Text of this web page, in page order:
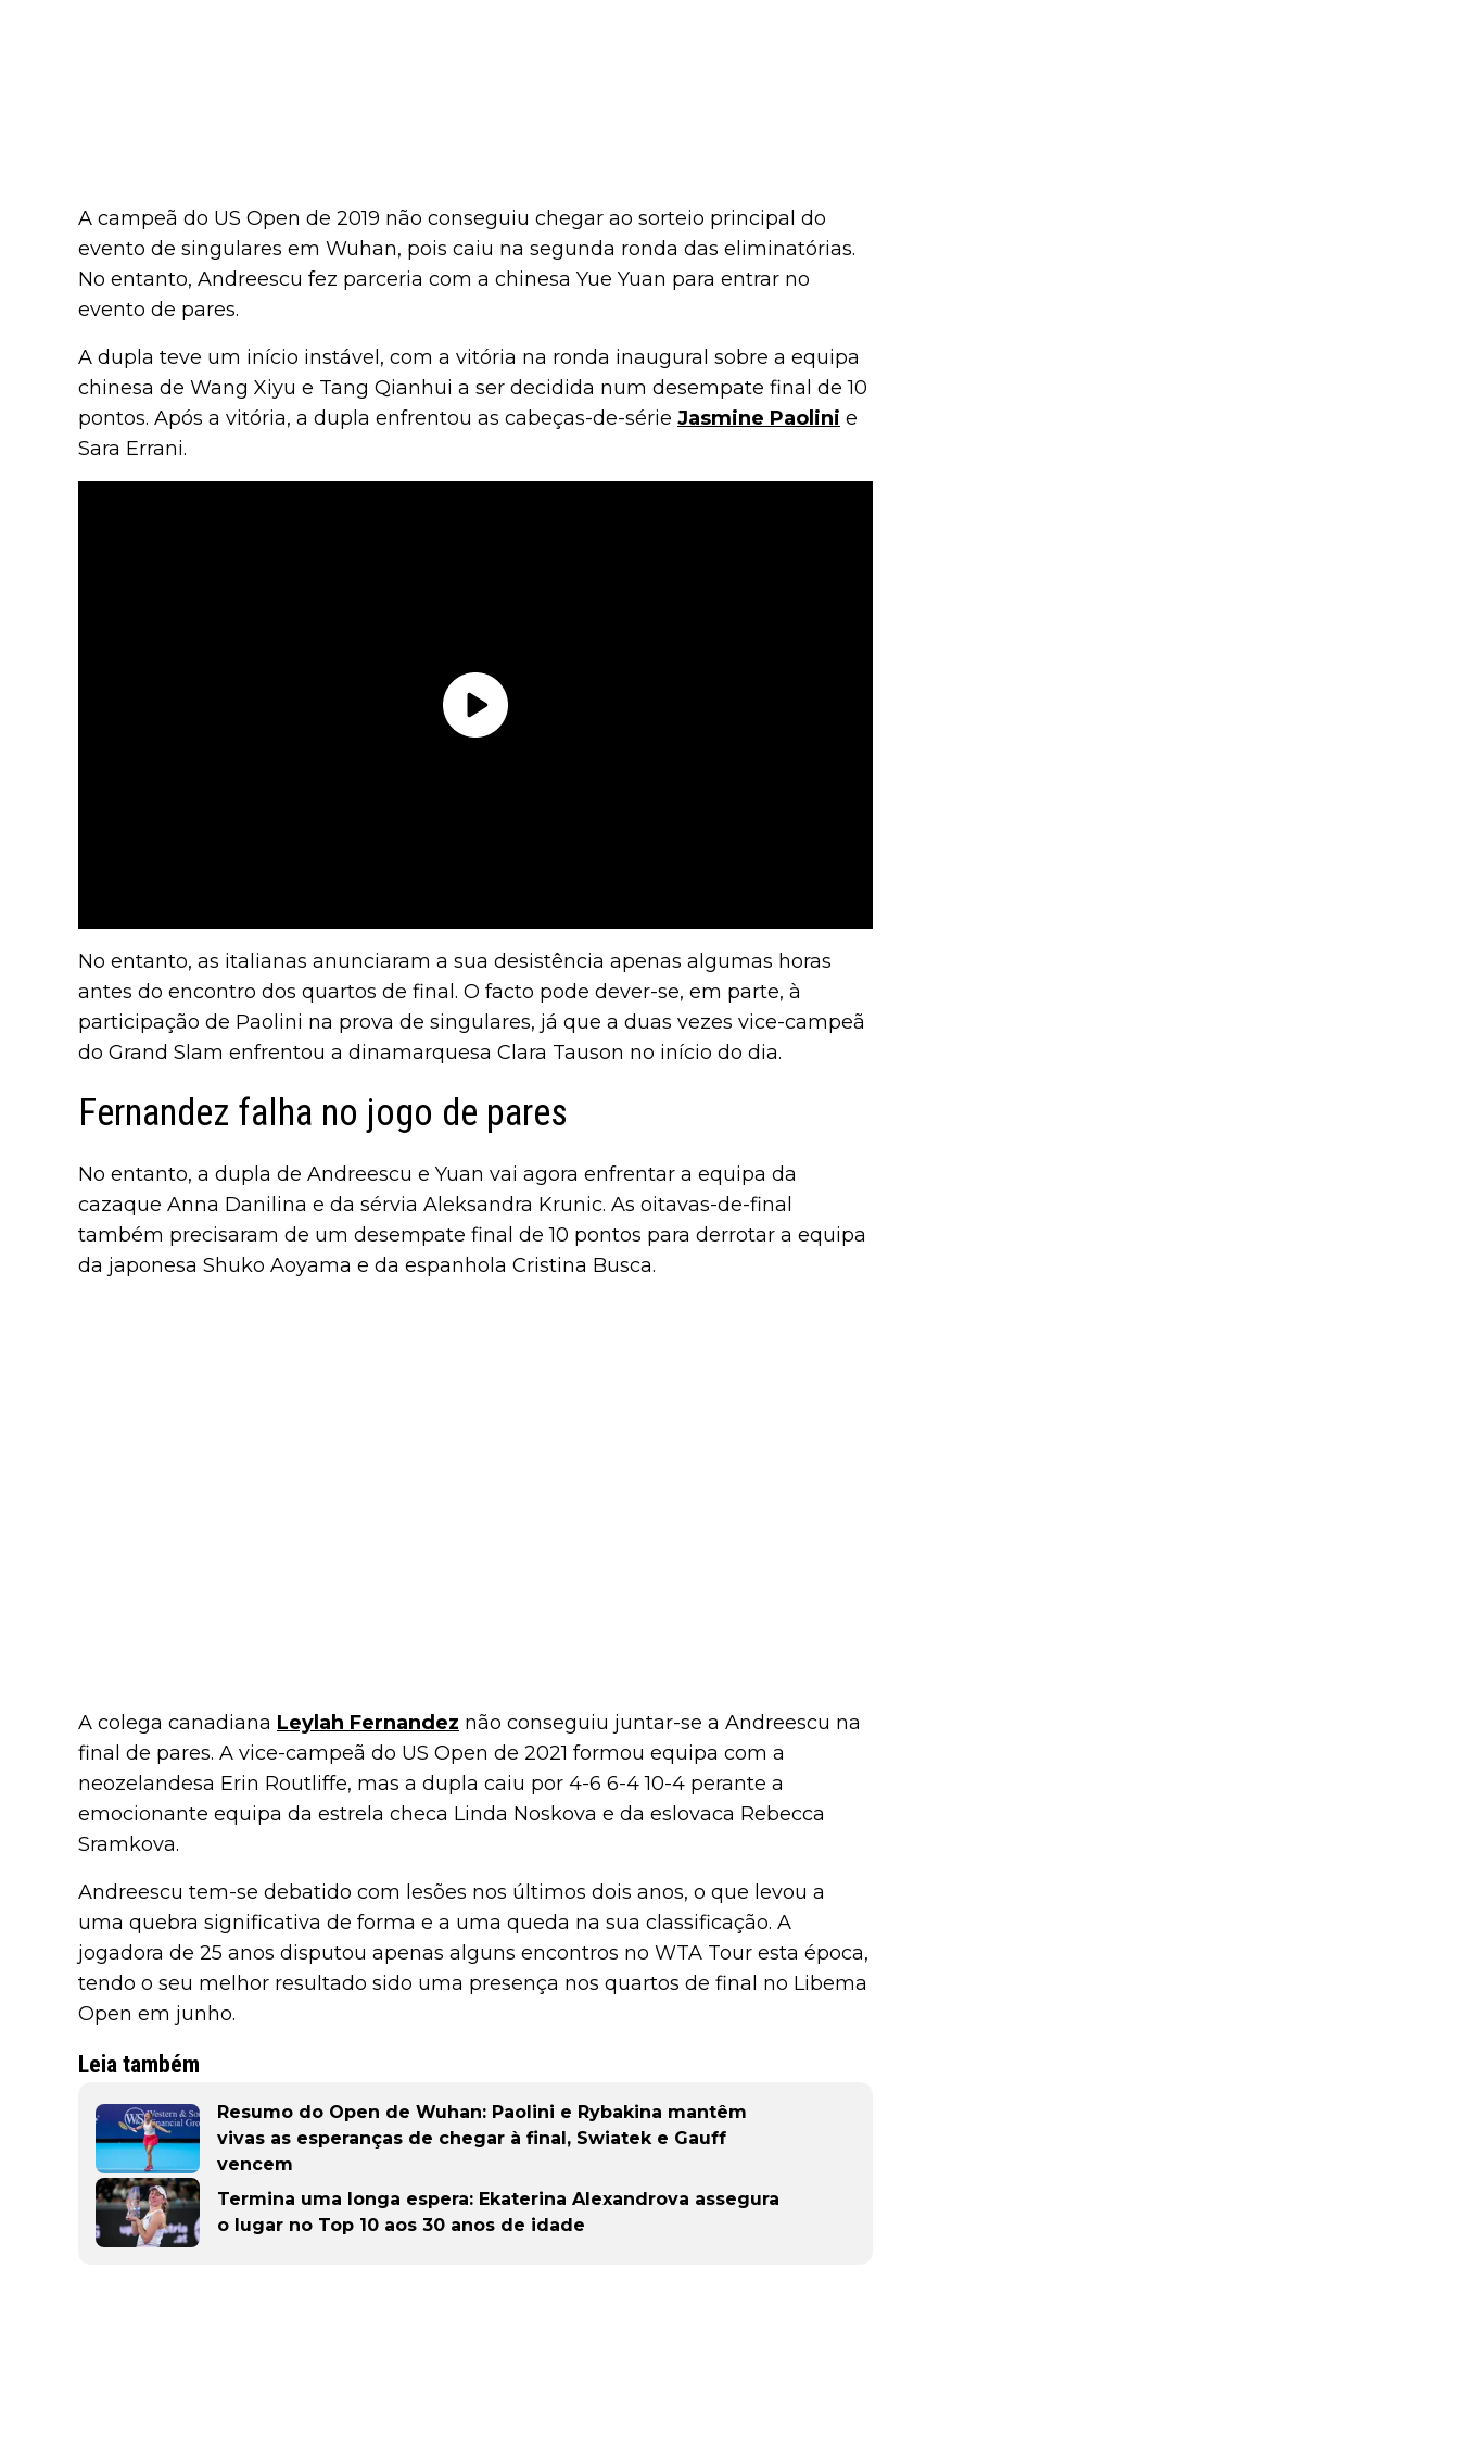
A campeã do US Open de 2019 não conseguiu chegar ao sorteio principal do
evento de singulares em Wuhan, pois caiu na segunda ronda das eliminatórias.
No entanto, Andreescu fez parceria com a chinesa Yue Yuan para entrar no
evento de pares.
A dupla teve um início instável, com a vitória na ronda inaugural sobre a equipa
chinesa de Wang Xiyu e Tang Qianhui a ser decidida num desempate final de 10
pontos. Após a vitória, a dupla enfrentou as cabeças-de-série Jasmine Paolini e
Sara Errani.
No entanto, as italianas anunciaram a sua desistência apenas algumas horas
antes do encontro dos quartos de final. O facto pode dever-se, em parte, à
participação de Paolini na prova de singulares, já que a duas vezes vice-campeã
do Grand Slam enfrentou a dinamarquesa Clara Tauson no início do dia.
Fernandez falha no jogo de pares
No entanto, a dupla de Andreescu e Yuan vai agora enfrentar a equipa da
cazaque Anna Danilina e da sérvia Aleksandra Krunic. As oitavas-de-final
também precisaram de um desempate final de 10 pontos para derrotar a equipa
da japonesa Shuko Aoyama e da espanhola Cristina Busca.
A colega canadiana Leylah Fernandez não conseguiu juntar-se a Andreescu na
final de pares. A vice-campeã do US Open de 2021 formou equipa com a
neozelandesa Erin Routliffe, mas a dupla caiu por 4-6 6-4 10-4 perante a
emocionante equipa da estrela checa Linda Noskova e da eslovaca Rebecca
Sramkova.
Andreescu tem-se debatido com lesões nos últimos dois anos, o que levou a
uma quebra significativa de forma e a uma queda na sua classificação. A
jogadora de 25 anos disputou apenas alguns encontros no WTA Tour esta época,
tendo o seu melhor resultado sido uma presença nos quartos de final no Libema
Open em junho.
Leia também
Resumo do Open de Wuhan: Paolini e Rybakina mantêm
vivas as esperanças de chegar à final, Swiatek e Gauff
vencem
Termina uma longa espera: Ekaterina Alexandrova assegura
o lugar no Top 10 aos 30 anos de idade